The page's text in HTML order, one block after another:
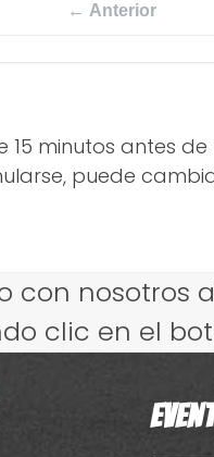
← Anterior
15 minutos antes
puede
con nosotros
clic en el